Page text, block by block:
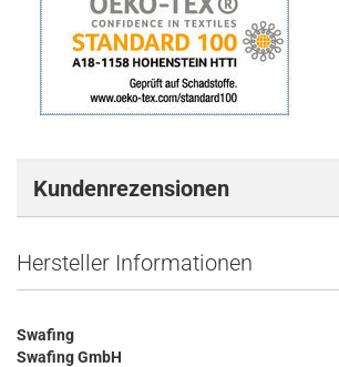
Kundenrezensionen
Hersteller Informationen
Swafing
Swafing GmbH